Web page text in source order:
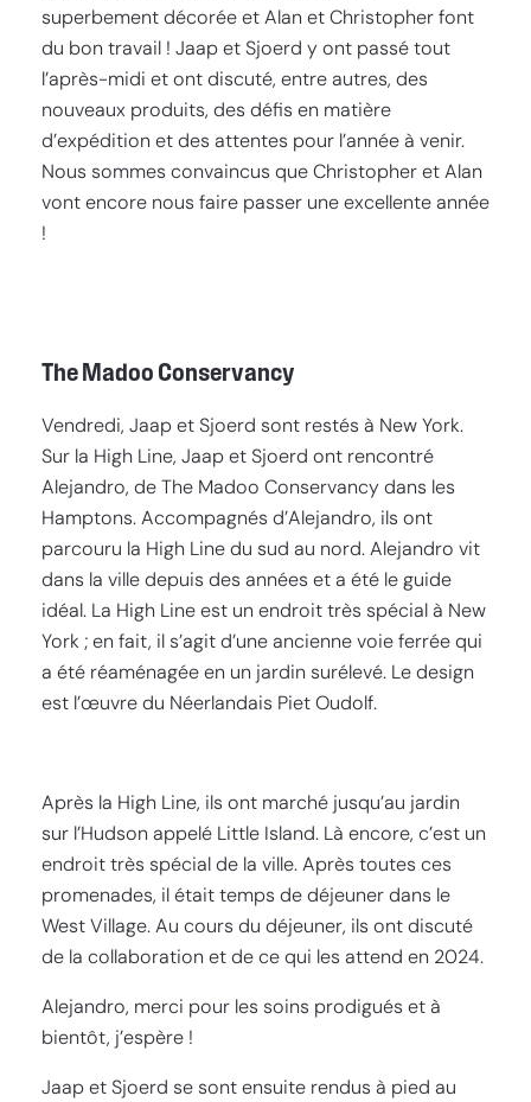
superbement décorée et Alan et Christopher font
du bon travail ! Jaap et Sjoerd y ont passé tout
l’après-midi et ont discuté, entre autres, des
nouveaux produits, des défis en matière
d’expédition et des attentes pour l’année à venir.
Nous sommes convaincus que Christopher et Alan
vont encore nous faire passer une excellente année
!
The Madoo Conservancy
Vendredi, Jaap et Sjoerd sont restés à New York.
Sur la High Line, Jaap et Sjoerd ont rencontré
Alejandro, de The Madoo Conservancy dans les
Hamptons. Accompagnés d’Alejandro, ils ont
parcouru la High Line du sud au nord. Alejandro vit
dans la ville depuis des années et a été le guide
idéal. La High Line est un endroit très spécial à New
York ; en fait, il s’agit d’une ancienne voie ferrée qui
a été réaménagée en un jardin surélevé. Le design
est l’œuvre du Néerlandais Piet Oudolf.
Après la High Line, ils ont marché jusqu’au jardin
sur l’Hudson appelé Little Island. Là encore, c’est un
endroit très spécial de la ville. Après toutes ces
promenades, il était temps de déjeuner dans le
West Village. Au cours du déjeuner, ils ont discuté
de la collaboration et de ce qui les attend en 2024.
Alejandro, merci pour les soins prodigués et à
bientôt, j’espère !
Jaap et Sjoerd se sont ensuite rendus à pied au